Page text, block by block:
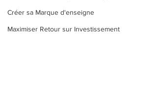
Créer sa Marque d'enseigne
Maximiser Retour sur Investissement